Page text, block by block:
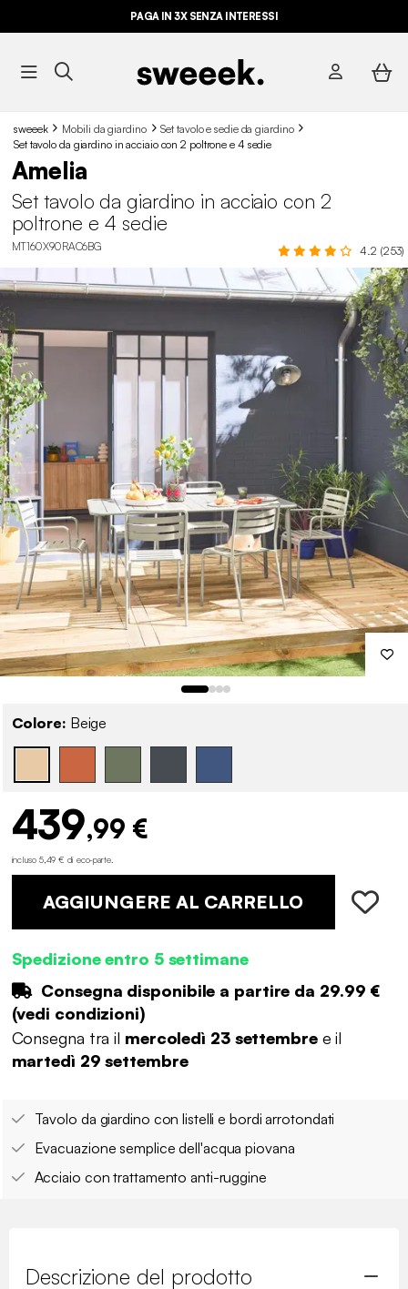
PAGA IN 3X SENZA INTERESSI
sweeek Mobili da giardino
Set tavolo e sedie da giardino
Set tavolo da giardino in acciaio con 2 poltrone e 4 sedie
Amelia
Set tavolo da giardino in acciaio con 2
poltrone e 4 sedie
MT160X90RAC6BG 4.2 (253)
Colore: Beige
439,99 €
incluso 5,49 € di eco-parte.
AGGIUNGERE AL CARRELLO
Spedizione entro 5 settimane
Consegna disponibile a partire da 29.99 €
(vedi condizioni)
Consegna tra il mercoledì 23 settembree il
martedì 29 settembre
Tavolo da giardino con listelli e bordi arrotondati
Evacuazione semplice dell'acqua piovana
Acciaio con trattamento anti-ruggine
Descrizione del prodotto